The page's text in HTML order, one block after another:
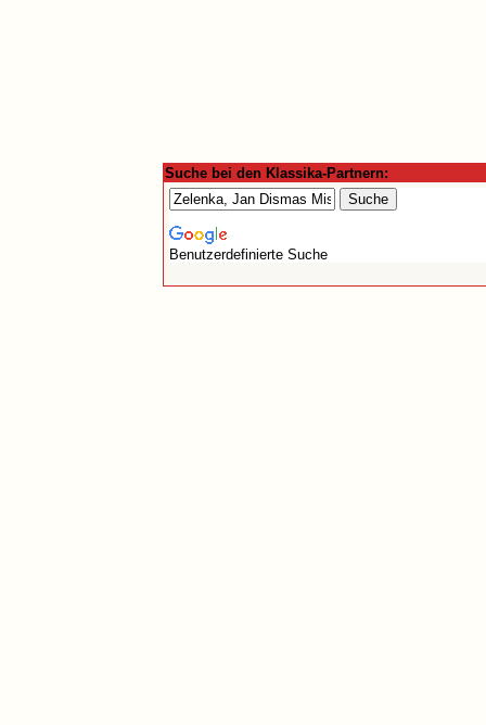
Suche bei den Klassika-Partnern:
Benutzerdefinierte Suche